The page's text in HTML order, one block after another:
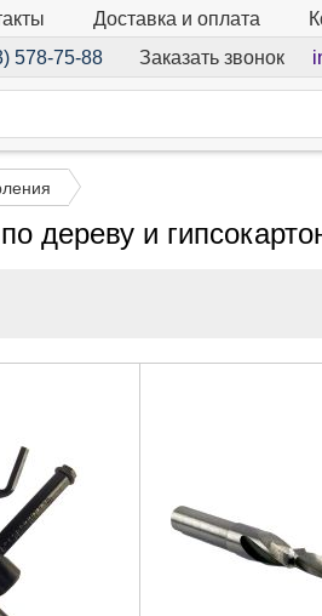
Доставка и оплата
578-75-88 Заказать звонок
дереву и